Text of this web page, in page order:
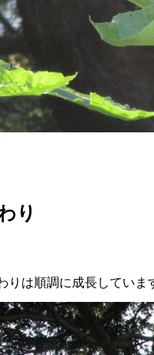
り
りは順調に成長していま